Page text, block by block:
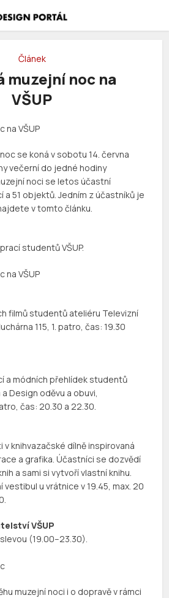
Článek
muzejní noc na
VŠUP
se koná v sobotu 14. června
večerní do jedné hodiny
noci se letos účastní
51 objektů. Jedním z účastníků je
v tomto článku.
studentů VŠUP.
filmů studentů ateliéru Televizní
115, 1. patro, čas: 19.30
a módních přehlídek studentů
Design oděvu a obuvi,
čas: 20.30 a 22.30.
knihvazačské dílně inspirovaná
a grafika. Účastníci se dozvědí
a sami si vytvoří vlastní knihu.
u vrátnice v 19.45, max. 20
VŠUP
(19.00–23.30).
muzejní noci i o dopravě v rámci